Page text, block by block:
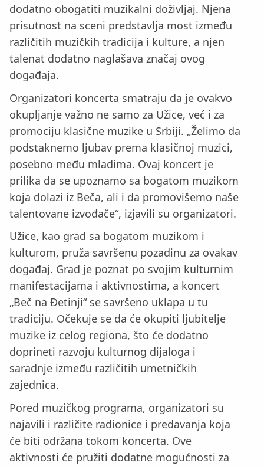
dodatno obogatiti muzikalni doživljaj. Njena
prisutnost na sceni predstavlja most između
različitih muzičkih tradicija i kulture, a njen
talenat dodatno naglašava značaj ovog
događaja.
Organizatori koncerta smatraju da je ovakvo
okupljanje važno ne samo za Užice, već i za
promociju klasične muzike u Srbiji. „Želimo da
podstaknemo ljubav prema klasičnoj muzici,
posebno među mladima. Ovaj koncert je
prilika da se upoznamo sa bogatom muzikom
koja dolazi iz Beča, ali i da promovišemo naše
talentovane izvođače“, izjavili su organizatori.
Užice, kao grad sa bogatom muzikom i
kulturom, pruža savršenu pozadinu za ovakav
događaj. Grad je poznat po svojim kulturnim
manifestacijama i aktivnostima, a koncert
„Beč na Đetinji“ se savršeno uklapa u tu
tradiciju. Očekuje se da će okupiti ljubitelje
muzike iz celog regiona, što će dodatno
doprineti razvoju kulturnog dijaloga i
saradnje između različitih umetničkih
zajednica.
Pored muzičkog programa, organizatori su
najavili i različite radionice i predavanja koja
će biti održana tokom koncerta. Ove
aktivnosti će pružiti dodatne mogućnosti za